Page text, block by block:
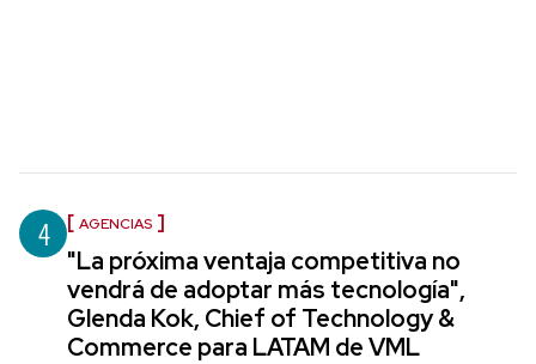
4 AGENCIAS
"La próxima ventaja competitiva no
vendrá de adoptar más tecnología",
Glenda Kok, Chief of Technology &
Commerce para LATAM de VML